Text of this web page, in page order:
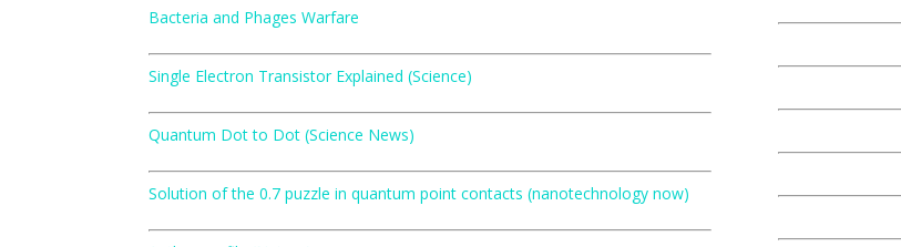
Bacteria and Phages Warfare
Single Electron Transistor Explained (Science)
Quantum Dot to Dot (Science News)
Solution of the 0.7 puzzle in quantum point contacts (nanotechnology now)